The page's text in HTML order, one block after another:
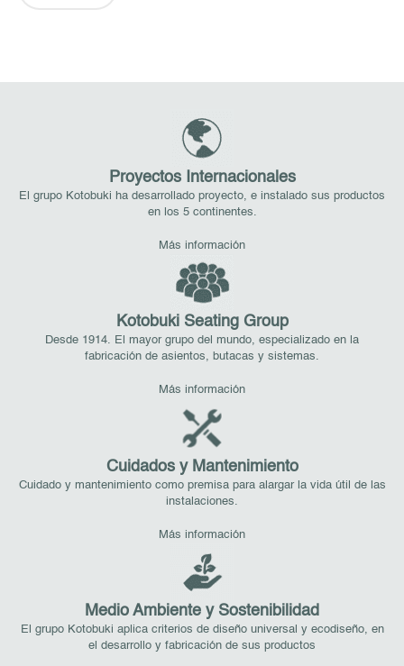
Proyectos Internacionales
El grupo Kotobuki ha desarrollado proyecto, e instalado sus productos
en los 5 continentes.
Más información
Kotobuki Seating Group
Desde 1914. El mayor grupo del mundo, especializado en la
fabricación de asientos, butacas y sistemas.
Más información
Cuidados y Mantenimiento
Cuidado y mantenimiento como premisa para alargar la vida útil de las
instalaciones.
Más información
Medio Ambiente y Sostenibilidad
El grupo Kotobuki aplica criterios de diseño universal y ecodiseño, en
el desarrollo y fabricación de sus productos